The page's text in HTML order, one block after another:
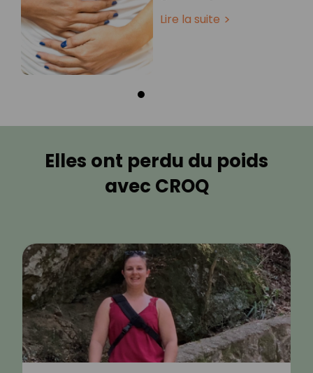
Lire la suite
Elles ont perdu du poids
avec CROQ